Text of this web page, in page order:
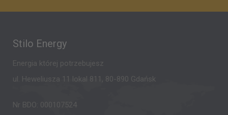
Stilo Energy
Energia której potrzebujesz
ul. Heweliusza 11 lokal 811, 80-890 Gdańsk
Nr BDO: 000107524